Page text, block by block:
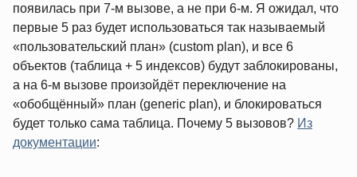
появилась при 7‑м вызове, а не при 6‑м. Я ожидал, что
первые 5 раз будет использоваться так называемый
«пользовательский план» (custom plan), и все 6
объектов (таблица + 5 индексов) будут заблокированы,
а на 6‑м вызове произойдёт переключение на
«обобщённый» план (generic plan), и блокироваться
будет только сама таблица. Почему 5 вызовов? Из
документации: